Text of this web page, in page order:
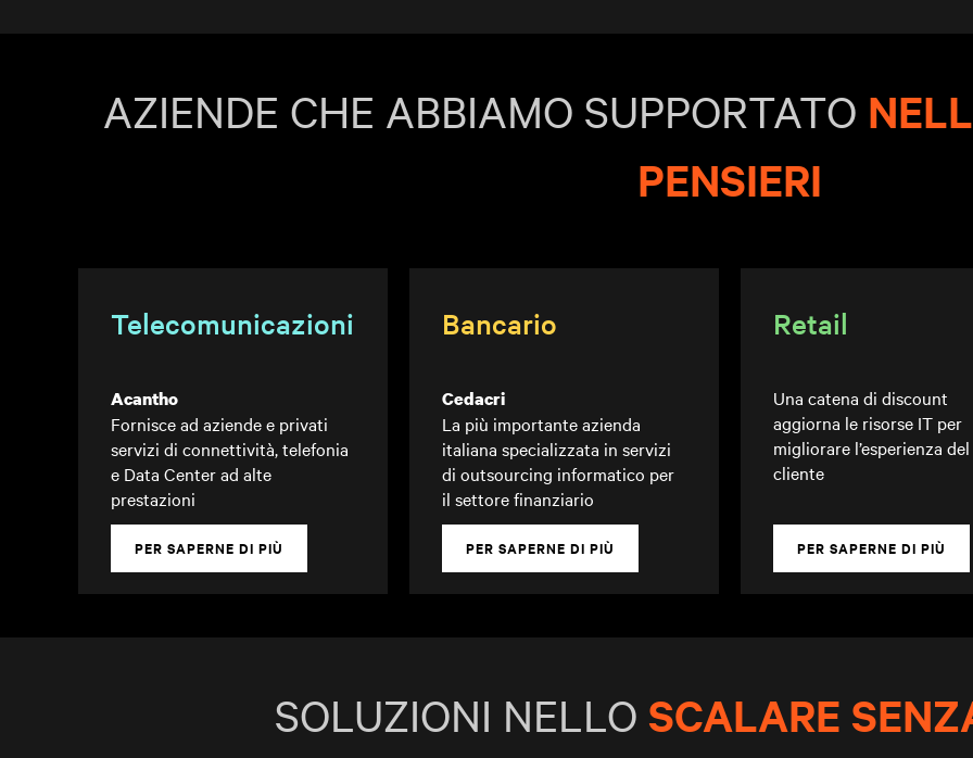
AZIENDE CHE ABBIAMO SUPPORTATO
PENSIERI
Telecomunicazioni
Acantho
Fornisce ad aziende e privati
servizi di connettività, telefonia
e Data Center ad alte
prestazioni
PER SAPERNE DI PIÙ
Bancario
Cedacri
La più importante azienda
italiana specializzata in servizi
di outsourcing informatico per
il settore finanziario
PER SAPERNE DI PIÙ
Retail
Una catena di discount
aggiorna le risorse IT per
migliorare l’esperienza del
cliente
PER SAPERNE DI PIÙ
SOLUZIONI NELLO SCALARE